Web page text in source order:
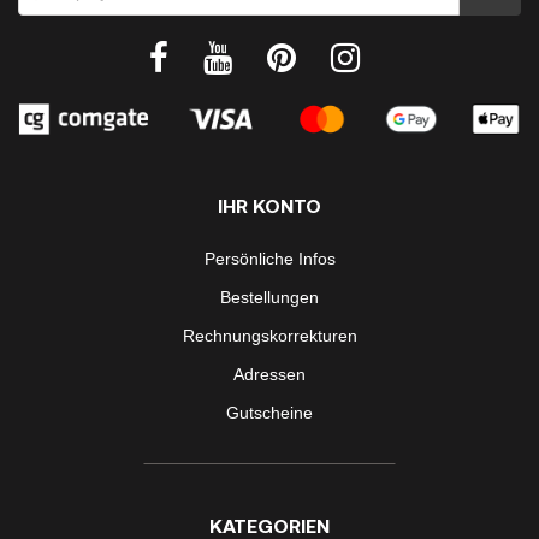
IHR KONTO
Persönliche Infos
Bestellungen
Rechnungskorrekturen
Adressen
Gutscheine
KATEGORIEN